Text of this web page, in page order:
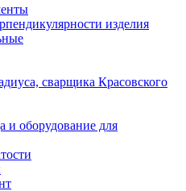
изделия
сварщика Красовского
и оборудование для